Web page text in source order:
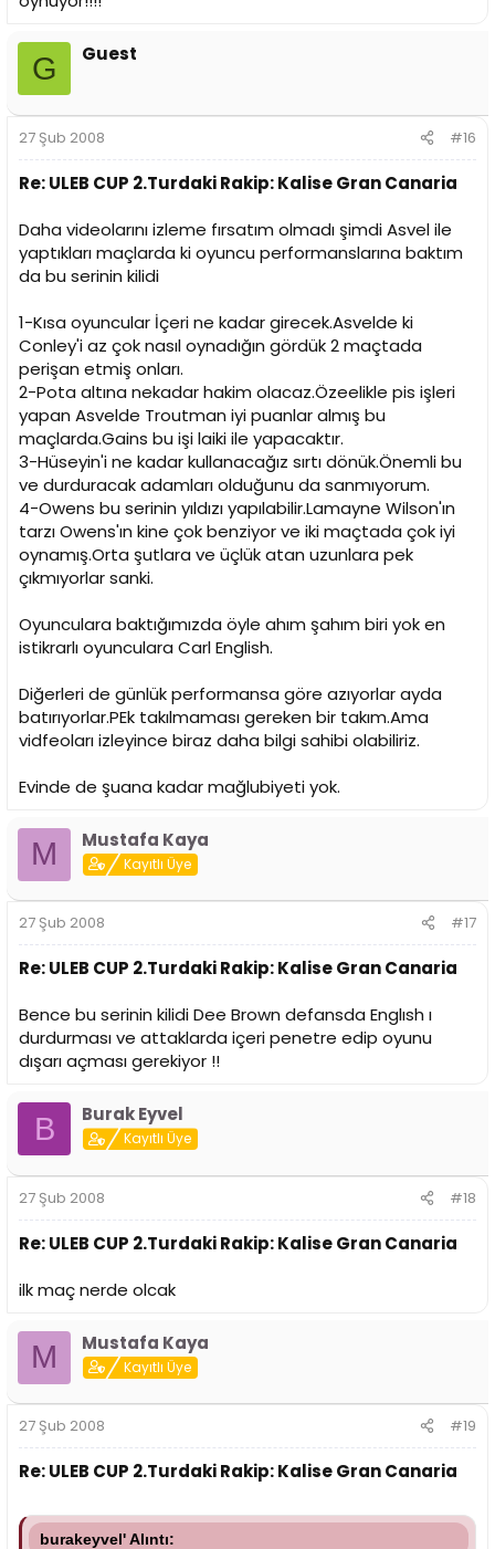
G Guest
27 Şub 2008 #16
Re: ULEB CUP 2.Turdaki Rakip: Kalise Gran Canaria
Daha videolarını izleme fırsatım olmadı şimdi Asvel ile
yaptıkları maçlarda ki oyuncu performanslarına baktım
da bu serinin kilidi
1-Kısa oyuncular İçeri ne kadar girecek.Asvelde ki
Conley'i az çok nasıl oynadığın gördük 2 maçtada
perişan etmiş onları.
2-Pota altına nekadar hakim olacaz.Özeelikle pis işleri
yapan Asvelde Troutman iyi puanlar almış bu
maçlarda.Gains bu işi laiki ile yapacaktır.
3-Hüseyin'i ne kadar kullanacağız sırtı dönük.Önemli bu
ve durduracak adamları olduğunu da sanmıyorum.
4-Owens bu serinin yıldızı yapılabilir.Lamayne Wilson'ın
tarzı Owens'ın kine çok benziyor ve iki maçtada çok iyi
oynamış.Orta şutlara ve üçlük atan uzunlara pek
çıkmıyorlar sanki.
Oyunculara baktığımızda öyle ahım şahım biri yok en
istikrarlı oyunculara Carl English.
Diğerleri de günlük performansa göre azıyorlar ayda
batırıyorlar.PEk takılmaması gereken bir takım.Ama
vidfeoları izleyince biraz daha bilgi sahibi olabiliriz.
Evinde de şuana kadar mağlubiyeti yok.
M Mustafa Kaya
Kayıtlı Üye
27 Şub 2008 #17
Re: ULEB CUP 2.Turdaki Rakip: Kalise Gran Canaria
Bence bu serinin kilidi Dee Brown defansda Englısh ı
durdurması ve attaklarda içeri penetre edip oyunu
dışarı açması gerekiyor !!
B Burak Eyvel
Kayıtlı Üye
27 Şub 2008 #18
Re: ULEB CUP 2.Turdaki Rakip: Kalise Gran Canaria
ilk maç nerde olcak
M Mustafa Kaya
Kayıtlı Üye
27 Şub 2008 #19
Re: ULEB CUP 2.Turdaki Rakip: Kalise Gran Canaria
burakeyvel' Alıntı: